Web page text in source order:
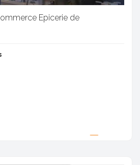
Epicerie de